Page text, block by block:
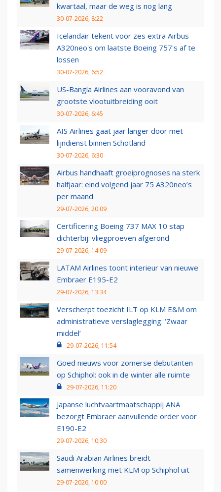
kwartaal, maar de weg is nog lang
30-07-2026, 8:22
Icelandair tekent voor zes extra Airbus
A320neo's om laatste Boeing 757's af te
lossen
30-07-2026, 6:52
US-Bangla Airlines aan vooravond van
grootste vlootuitbreiding ooit
30-07-2026, 6:45
AIS Airlines gaat jaar langer door met
lijndienst binnen Schotland
30-07-2026, 6:30
Airbus handhaaft groeiprognoses na sterk
halfjaar: eind volgend jaar 75 A320neo’s
per maand
29-07-2026, 20:09
Certificering Boeing 737 MAX 10 stap
dichterbij: vliegproeven afgerond
29-07-2026, 14:09
LATAM Airlines toont interieur van nieuwe
Embraer E195-E2
29-07-2026, 13:34
Verscherpt toezicht ILT op KLM E&M om
administratieve verslaglegging: ‘Zwaar
middel’
29-07-2026, 11:54
Goed nieuws voor zomerse debutanten
op Schiphol: ook in de winter alle ruimte
29-07-2026, 11:20
Japanse luchtvaartmaatschappij ANA
bezorgt Embraer aanvullende order voor
E190-E2
29-07-2026, 10:30
Saudi Arabian Airlines breidt
samenwerking met KLM op Schiphol uit
29-07-2026, 10:00